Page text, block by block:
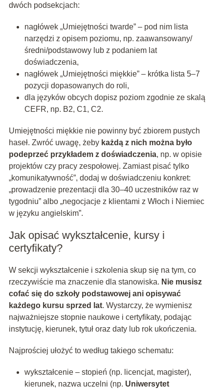
dwóch podsekcjach:
nagłówek „Umiejętności twarde” – pod nim lista
narzędzi z opisem poziomu, np. zaawansowany/
średni/podstawowy lub z podaniem lat
doświadczenia,
nagłówek „Umiejętności miękkie” – krótka lista 5–7
pozycji dopasowanych do roli,
dla języków obcych dopisz poziom zgodnie ze skalą
CEFR, np. B2, C1, C2.
Umiejętności miękkie nie powinny być zbiorem pustych
haseł. Zwróć uwagę, żeby każdą z nich można było
podeprzeć przykładem z doświadczenia, np. w opisie
projektów czy pracy zespołowej. Zamiast pisać tylko
„komunikatywność”, dodaj w doświadczeniu konkret:
„prowadzenie prezentacji dla 30–40 uczestników raz w
tygodniu” albo „negocjacje z klientami z Włoch i Niemiec
w języku angielskim”.
Jak opisać wykształcenie, kursy i
certyfikaty?
W sekcji wykształcenie i szkolenia skup się na tym, co
rzeczywiście ma znaczenie dla stanowiska. Nie musisz
cofać się do szkoły podstawowej ani opisywać
każdego kursu sprzed lat. Wystarczy, że wymienisz
najważniejsze stopnie naukowe i certyfikaty, podając
instytucję, kierunek, tytuł oraz daty lub rok ukończenia.
Najprościej ułożyć to według takiego schematu:
wykształcenie – stopień (np. licencjat, magister),
kierunek, nazwa uczelni (np. Uniwersytet